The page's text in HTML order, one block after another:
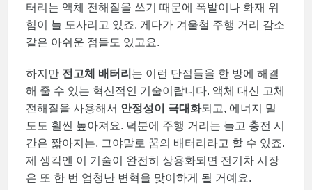
터리는 액체 전해질을 쓰기 때문에 폭발이나 화재 위
험이 늘 도사리고 있죠. 게다가 겨울철 주행 거리 감소
같은 아쉬운 점들도 있고요.
하지만 전고체 배터리 는 이런 단점들을 한 방에 해결
해 줄 수 있는 혁신적인 기술이랍니다. 액체 대신 고체
전해질을 사용해서 안정성이 극대화되고, 에너지 밀
도도 훨씬 높아져요. 덕분에 주행 거리는 늘고 충전 시
간은 짧아지는, 그야말로 꿈의 배터리라고 할 수 있죠.
제 생각엔 이 기술이 완전히 상용화되면 전기차 시장
은 또 한 번 엄청난 변혁을 맞이하게 될 거예요.